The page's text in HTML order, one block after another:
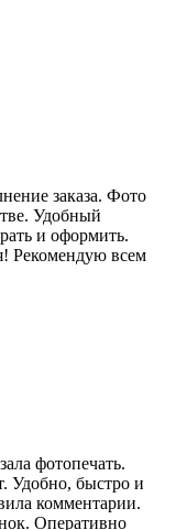
заказа. Фото
Удобный
и оформить.
Рекомендую всем
фотопечать.
Удобно, быстро и
комментарии.
Оперативно